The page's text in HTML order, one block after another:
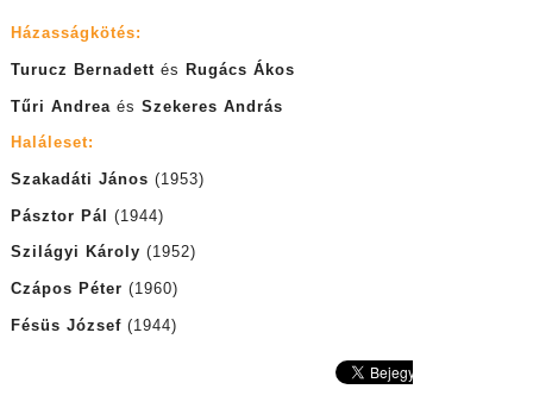
Házasságkötés:
Turucz Bernadettés Rugács Ákos
Tűri Andrea és Szekeres András
Haláleset:
Szakadáti János (1953)
Pásztor Pál (1944)
Szilágyi Károly (1952)
Czápos Péter (1960)
Fésüs József(1944)